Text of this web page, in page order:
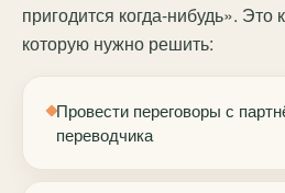
пригодится когда-нибудь». Это
которую нужно решить:
Провести переговоры с
переводчика